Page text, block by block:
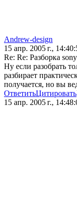
Andrew-design
15 апр. 2005 г.,
Re: Re: Разборка
Ну если разобрать
разбирает
получается, но вы
ОтветитьЦитировать
15 апр. 2005 г.,